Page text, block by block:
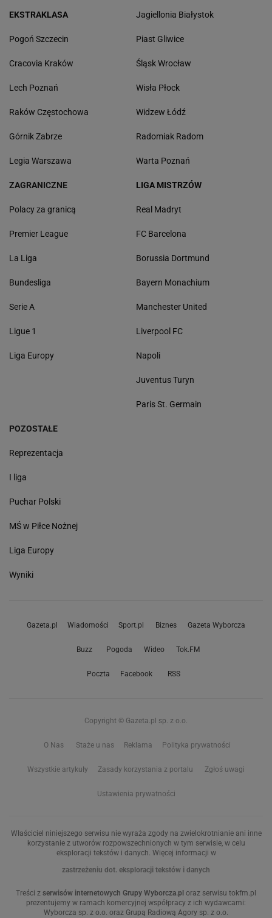
EKSTRAKLASA
Pogoń Szczecin
Cracovia Kraków
Lech Poznań
Raków Częstochowa
Górnik Zabrze
Legia Warszawa
Jagiellonia Białystok
Piast Gliwice
Śląsk Wrocław
Wisła Płock
Widzew Łódź
Radomiak Radom
Warta Poznań
ZAGRANICZNE
Polacy za granicą
Premier League
La Liga
Bundesliga
Serie A
Ligue 1
Liga Europy
LIGA MISTRZÓW
Real Madryt
FC Barcelona
Borussia Dortmund
Bayern Monachium
Manchester United
Liverpool FC
Napoli
Juventus Turyn
Paris St. Germain
POZOSTAŁE
Reprezentacja
I liga
Puchar Polski
MŚ w Piłce Nożnej
Liga Europy
Wyniki
Gazeta.pl Wiadomości Sport.pl Biznes Gazeta Wyborcza
Buzz Pogoda Wideo Tok.FM
Poczta Facebook RSS
Copyright © Gazeta.pl sp. z o.o.
O Nas Staże u nas Reklama Polityka prywatności
Wszystkie artykuły Zasady korzystania z portalu Zgłoś uwagi
Ustawienia prywatności
Właściciel niniejszego serwisu nie wyraża zgody na zwielokrotnianie ani inne
korzystanie z utworów rozpowszechnionych w tym serwisie, w celu
eksploracji tekstów i danych. Więcej informacji w
zastrzeżeniu dot. eksploracji tekstów i danych
Treści z serwisów internetowych Grupy Wyborcza.pl oraz serwisu tokfm.pl
prezentujemy w ramach komercyjnej współpracy z ich wydawcami:
Wyborcza sp. z o.o. oraz Grupą Radiową Agory sp. z o.o.